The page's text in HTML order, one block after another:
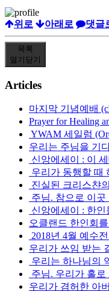
위로 아래로 댓글
목록
열기 닫기
Articles
마지막 기념예배
Prayer for Healing
YWAM 세일럼
우리는 주님을 기
신앙에세이 : 이
우리가 동행할 때
진실된 크리스챤
주님. 참으로 이
신앙에세이 : 한
오클랜드 한인회
2018년 4월 예수
우리가 쓰임 받는
우리는 하나님의
주님. 우리가 홀
우리가 겸허한 아